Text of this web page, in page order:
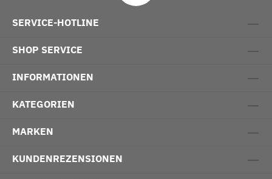
SERVICE-HOTLINE
SHOP SERVICE
INFORMATIONEN
KATEGORIEN
MARKEN
KUNDENREZENSIONEN